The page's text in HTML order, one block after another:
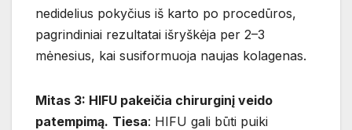
nedidelius pokyčius iš karto po procedūros,
pagrindiniai rezultatai išryškėja per 2–3
mėnesius, kai susiformuoja naujas kolagenas.
Mitas 3: HIFU pakeičia chirurginį veido
patempimą. Tiesa: HIFU gali būti puiki